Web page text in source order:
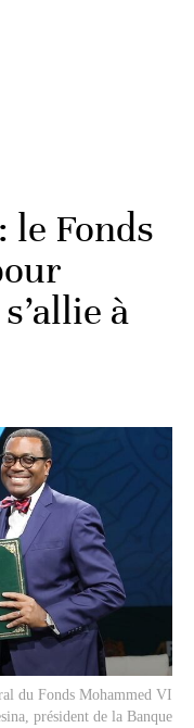
le Fonds
à
du Fonds Mohammed VI
président de la Banque